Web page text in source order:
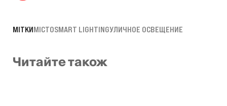
МІТКИМІСТОSMART LIGHTINGУЛИЧНОЕ ОСВЕЩЕНИЕ
Читайте також